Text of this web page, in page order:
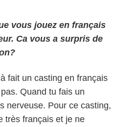
vous jouez en français
Ca vous a surpris de
fait un casting en français
Quand tu fais un
nerveuse. Pour ce casting,
très français et je ne